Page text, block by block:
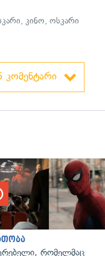
,კინო,ოსკარი
კომენტარი
რომელმაც